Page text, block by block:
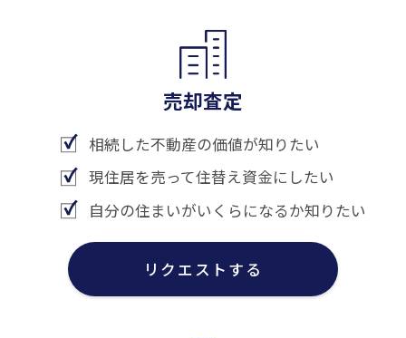
売却査定
相続した不動産の価値が知りたい
現住居を売って住替え資金にしたい
自分の住まいがいくらになるか知りたい
リクエストする